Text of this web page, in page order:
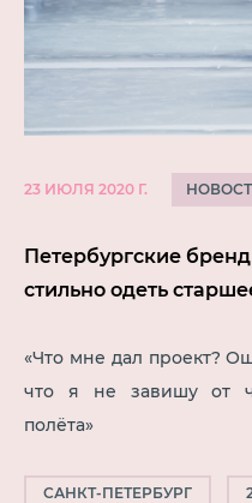
23 ИЮЛЯ 2020 Г.
Петербургские
стильно одеть
«Что мне дал проект?
что я не завишу от
полёта»
САНКТ-ПЕТЕРБУРГ